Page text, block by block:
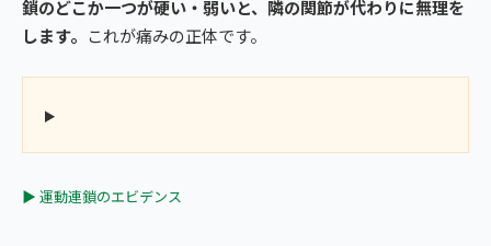
鎖のどこか一つが硬い・弱いと、隣の関節が代わりに無理を
します。 これが痛みの正体です。
▶ 運動連鎖のエビデンス